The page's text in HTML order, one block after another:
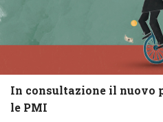
In consultazione il nuovo
le PMI